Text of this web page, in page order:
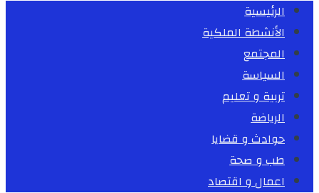
الرئيسية
الأنشطة الملكية
المجتمع
السياسة
تربية و تعليم
الرياضة
حوادث و قضايا
طب و صحة
اعمال و اقتصاد